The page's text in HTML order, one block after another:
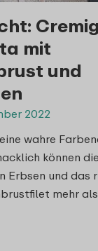
mit
und
2022
wahre
können
Erbsen und das
mehr